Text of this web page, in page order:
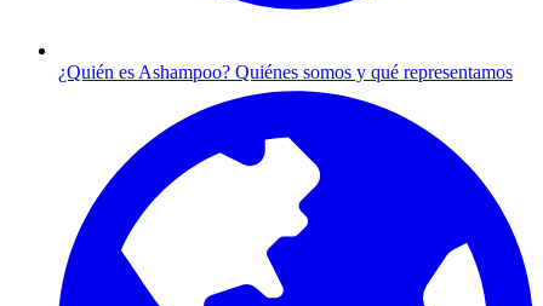
¿Quién es Ashampoo? Quiénes somos y qué representamos